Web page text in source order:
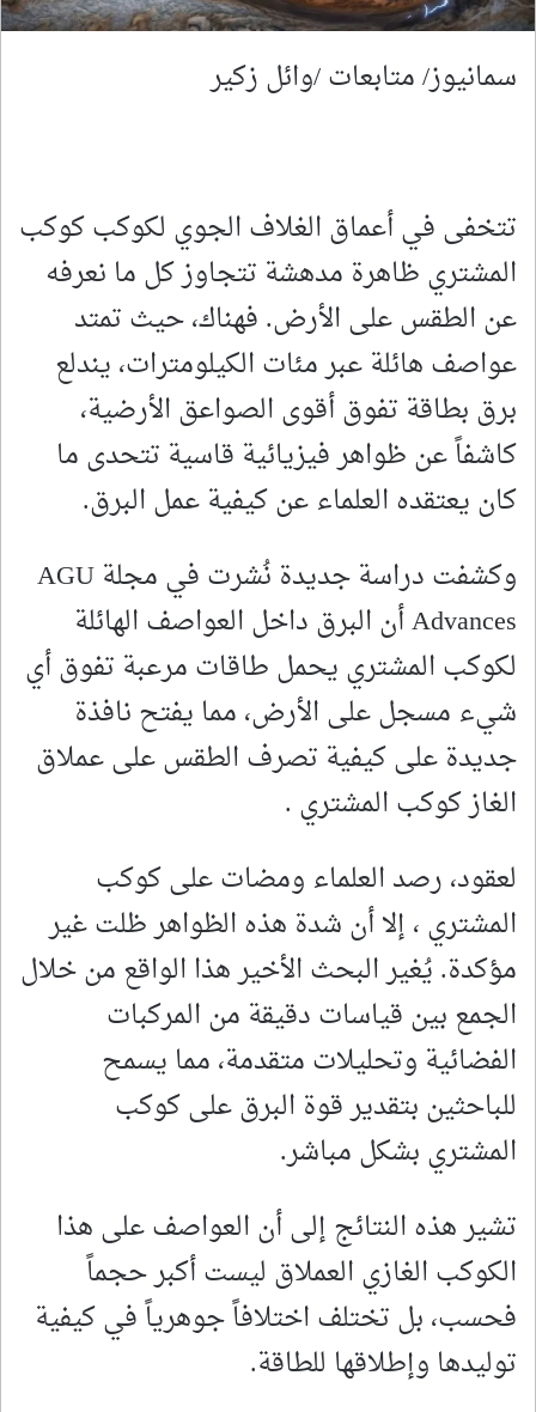
سمانيوز/ متابعات /وائل زكير
تتخفى في أعماق الغلاف الجوي لكوكب كوكب
المشتري ظاهرة مدهشة تتجاوز كل ما نعرفه
عن الطقس على الأرض. فهناك، حيث تمتد
عواصف هائلة عبر مئات الكيلومترات، يندلع
برق بطاقة تفوق أقوى الصواعق الأرضية،
كاشفاً عن ظواهر فيزيائية قاسية تتحدى ما
كان يعتقده العلماء عن كيفية عمل البرق.
وكشفت دراسة جديدة نُشرت في مجلة AGU
Advances أن البرق داخل العواصف الهائلة
لكوكب المشتري يحمل طاقات مرعبة تفوق أي
شيء مسجل على الأرض، مما يفتح نافذة
جديدة على كيفية تصرف الطقس على عملاق
الغاز كوكب المشتري .
لعقود، رصد العلماء ومضات على كوكب
المشتري ، إلا أن شدة هذه الظواهر ظلت غير
مؤكدة. يُغير البحث الأخير هذا الواقع من خلال
الجمع بين قياسات دقيقة من المركبات
الفضائية وتحليلات متقدمة، مما يسمح
للباحثين بتقدير قوة البرق على كوكب
المشتري بشكل مباشر.
تشير هذه النتائج إلى أن العواصف على هذا
الكوكب الغازي العملاق ليست أكبر حجماً
فحسب، بل تختلف اختلافاً جوهرياً في كيفية
توليدها وإطلاقها للطاقة.